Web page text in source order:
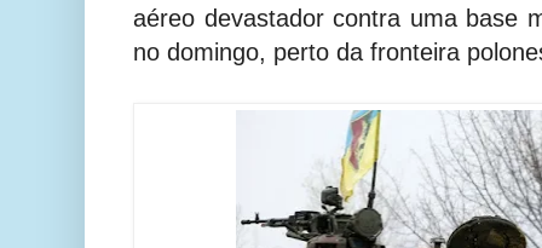
aéreo devastador contra uma base
no domingo, perto da fronteira